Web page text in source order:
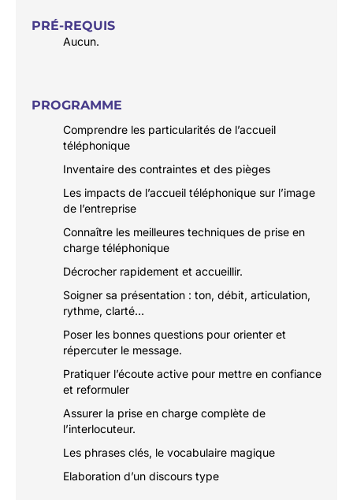
PRÉ-REQUIS
Aucun.
PROGRAMME
Comprendre les particularités de l’accueil
téléphonique
Inventaire des contraintes et des pièges
Les impacts de l’accueil téléphonique sur l’image
de l’entreprise
Connaître les meilleures techniques de prise en
charge téléphonique
Décrocher rapidement et accueillir.
Soigner sa présentation : ton, débit, articulation,
rythme, clarté…
Poser les bonnes questions pour orienter et
répercuter le message.
Pratiquer l’écoute active pour mettre en confiance
et reformuler
Assurer la prise en charge complète de
l’interlocuteur.
Les phrases clés, le vocabulaire magique
Elaboration d’un discours type